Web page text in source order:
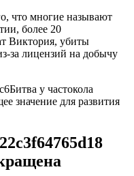
что многие называют
более 20
Виктория, убиты
за лицензий на добычу
Битва у частокола
значение для развития